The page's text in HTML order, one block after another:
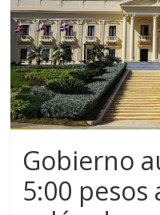
Gobierno
5:00 pesos